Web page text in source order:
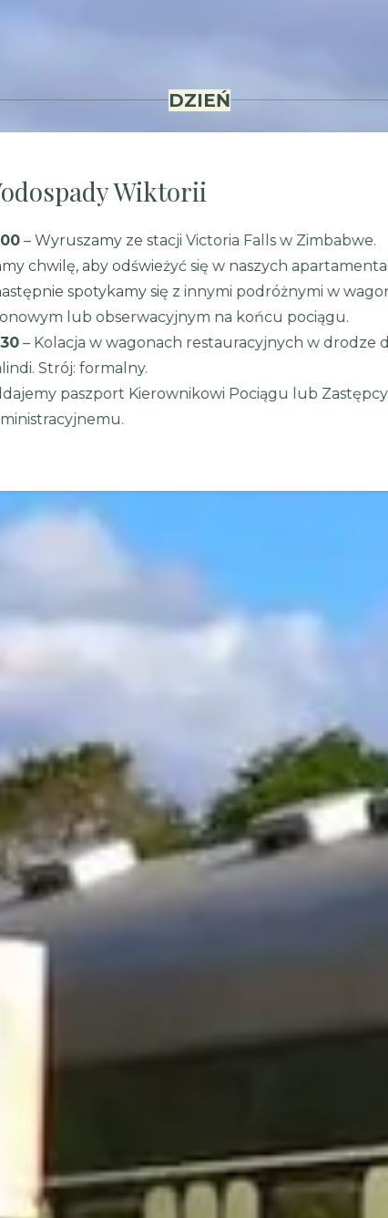
Rail to nie tylko podróż pociągiem,
DZIEŃ
Wiktorii
– Wyruszamy ze stacji Victoria Falls w Zimbabwe.
chwilę, aby odświeżyć się w naszych
spotykamy się z innymi podróżnymi w
lub obserwacyjnym na końcu pociągu.
– Kolacja w wagonach restauracyjnych w drodze
Strój: formalny.
paszport Kierownikowi Pociągu lub Zastępcy